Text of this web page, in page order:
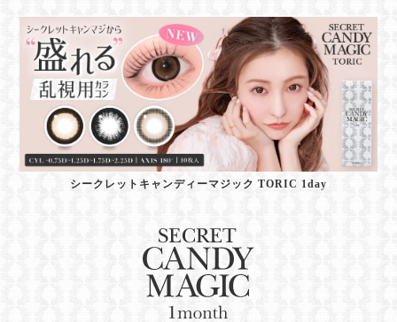
シークレットキャンディーマジック TORIC 1day